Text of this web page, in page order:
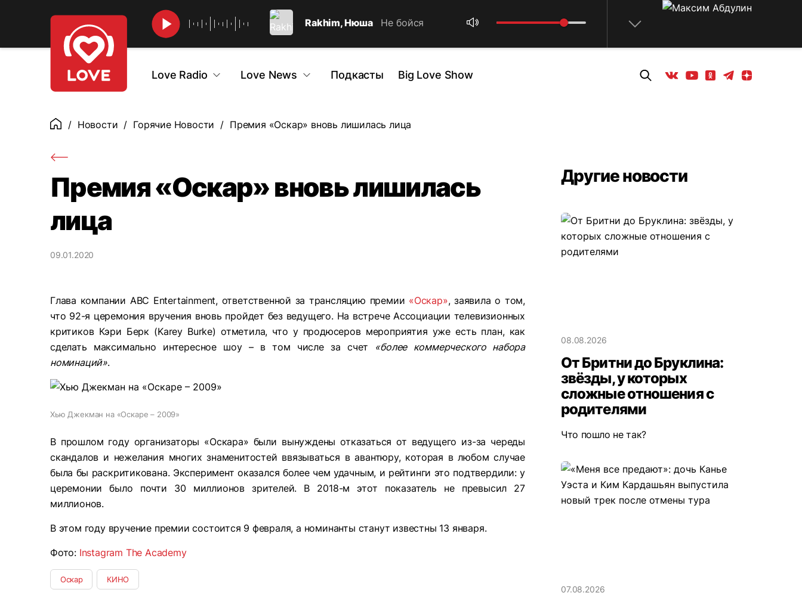
Rakhim, Нюша Не бойся
Love Radio Love News Подкасты Big Love Show Вконтакте
YoutubeОдноклассники
ТелеграмЯндекс дзен
ГлавнаяНовости Горячие Новости Премия «Оскар» вновь лишилась лица
Премия «Оскар» вновь лишилась
лица
09.01.2020
Глава компании ABC Entertainment, ответственной за трансляцию премии «Оскар», заявила о том,
что 92-я церемония вручения вновь пройдет без ведущего. На встрече Ассоциации телевизионных
критиков Кэри Берк (Karey Burke) отметила, что у продюсеров мероприятия уже есть план, как
сделать максимально интересное шоу – в том числе за счет «более коммерческого набора
номинаций».
Хью Джекман на «Оскаре – 2009»
В прошлом году организаторы «Оскара» были вынуждены отказаться от ведущего из-за череды
скандалов и нежелания многих знаменитостей ввязываться в авантюру, которая в любом случае
была бы раскритикована. Эксперимент оказался более чем удачным, и рейтинги это подтвердили: у
церемонии было почти 30 миллионов зрителей. В 2018-м этот показатель не превысил 27
миллионов.
В этом году вручение премии состоится 9 февраля, а номинанты станут известны 13 января.
Фото: Instagram The Academy
Оскар КИНО
Другие новости
08.08.2026
От Бритни до Бруклина:
звёзды, у которых
сложные отношения с
родителями
Что пошло не так?
07.08.2026